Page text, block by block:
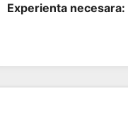
Experienta necesara: